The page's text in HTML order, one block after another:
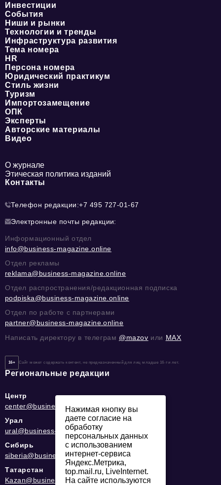
Инвестиции
События
Ниши и рынки
Технологии и тренды
Инфраструктура развития
Тема номера
HR
Персона номера
Юридический практикум
Стиль жизни
Туризм
Импортозамещение
ОПК
Эксперты
Авторские материалы
Видео
О журнале
Этическая политика изданий
Контакты
Телефон редакции:+7 495 727-01-67
Электронные почты редакции:
Информационный отдел
info@business-magazine.online
Отдел рекламы
reklama@business-magazine.online
Отдел распространения/редакционная подписка
podpiska@business-magazine.online
Отдел по работе с партнерами
partner@business-magazine.online
Написать директору в телеграм @mazov или MAX
16+ Сайт может содержать контент, не предназначенный для лиц младше 16-ти лет.
Региональные редакции
Центр
center@business-magazine.online
Урал
ural@business-magazine.online
Сибирь
siberia@business-magazine.online
Татарстан
Kazan@business-magazine.online
Нажимая кнопку вы
даете согласие на
обработку
персональных данных
с использованием
интернет-сервиса
Яндекс.Метрика,
top.mail.ru, LiveInternet.
На сайте используются